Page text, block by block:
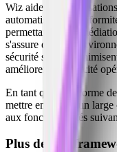
Wiz aide les
automatisant la
permettant une
s'assure que vos
sécurité stricts,
améliorent l'efficacité
En tant que plateforme
mettre en œuvre un large
aux fonctionnalités
Plus de 100